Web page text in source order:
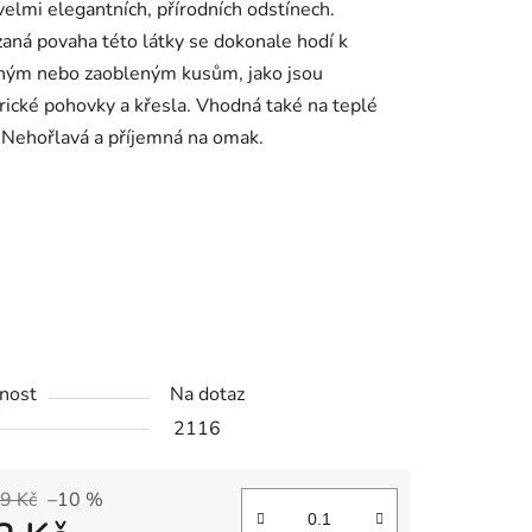
elegantních, přírodních odstínech.
povaha této látky se dokonale hodí k
nebo zaobleným kusům, jako jsou
pohovky a křesla. Vhodná také na teplé
a příjemná na omak.
Na dotaz
2116
Kč –10 %